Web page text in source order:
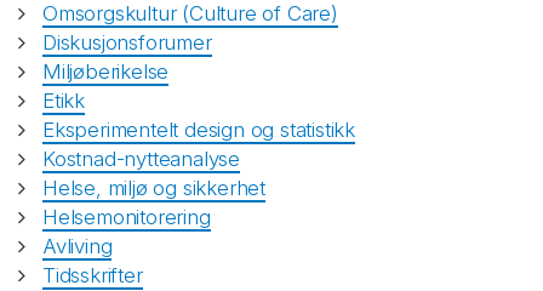
Omsorgskultur (Culture of Care)
Diskusjonsforumer
Miljøberikelse
Etikk
Eksperimentelt design og statistikk
Kostnad-nytteanalyse
Helse, miljø og sikkerhet
Helsemonitorering
Avliving
Tidsskrifter